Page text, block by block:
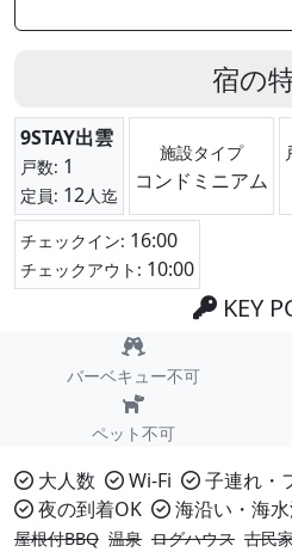
宿の
9STAY出雲
戸数: 1
定員: 12人迄
施設タイプ
コンドミニアム
チェックイン: 16:00
チェックアウト: 10:00
KEY
バーベキュー不可
ペット不可
大人数 Wi-Fi 子連れ・
夜の到着OK
海沿い・海
屋根付BBQ 温泉 ログハウス 古民